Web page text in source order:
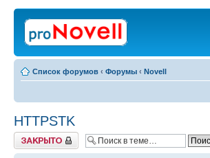
Список форумов ‹ Форумы ‹ Novell
HTTPSTK
Закрыто